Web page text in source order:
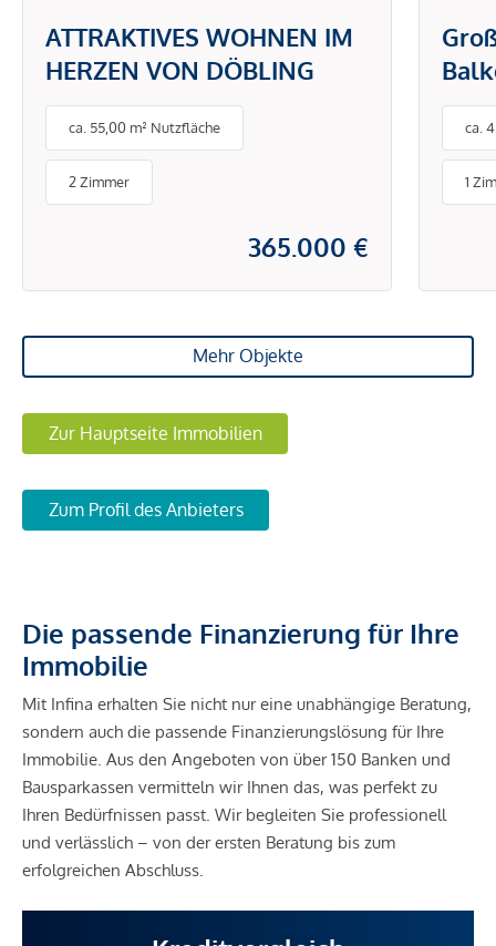
ATTRAKTIVES WOHNEN IM
HERZEN VON DÖBLING
ca. 55,00 m² Nutzfläche
2 Zimmer
365.000 €
ca.
1
Mehr Objekte
Zur Hauptseite Immobilien
Zum Profil des Anbieters
Die passende Finanzierung für Ihre
Immobilie
Mit Infina erhalten Sie nicht nur eine unabhängige Beratung,
sondern auch die passende Finanzierungslösung für Ihre
Immobilie. Aus den Angeboten von über 150 Banken und
Bausparkassen vermitteln wir Ihnen das, was perfekt zu
Ihren Bedürfnissen passt. Wir begleiten Sie professionell
und verlässlich – von der ersten Beratung bis zum
erfolgreichen Abschluss.